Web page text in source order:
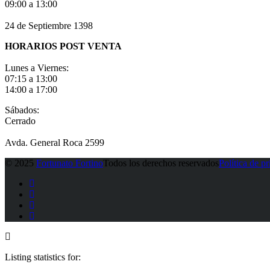
09:00 a 13:00
24 de Septiembre 1398
HORARIOS POST VENTA
Lunes a Viernes:
07:15 a 13:00
14:00 a 17:00
Sábados:
Cerrado
Avda. General Roca 2599
© 2025 Fortunato FortinoTodos los derechos reservadosPolítica de
Listing statistics for: